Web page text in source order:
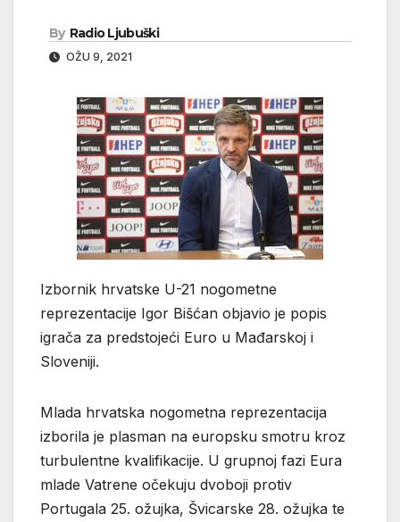
By Radio Ljubuški
OŽU 9, 2021
Izbornik hrvatske U-21 nogometne
reprezentacije Igor Bišćan objavio je popis
igrača za predstojeći Euro u Mađarskoj i
Sloveniji.
Mlada hrvatska nogometna reprezentacija
izborila je plasman na europsku smotru kroz
turbulentne kvalifikacije. U grupnoj fazi Eura
mlade Vatrene očekuju dvoboji protiv
Portugala 25. ožujka, Švicarske 28. ožujka te